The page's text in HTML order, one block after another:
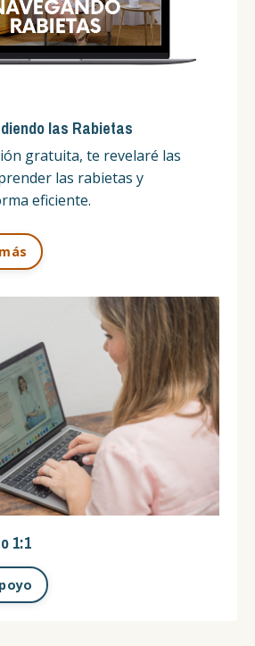
las Rabietas
gratuita, te revelaré las
las rabietas y
eficiente.
1:1